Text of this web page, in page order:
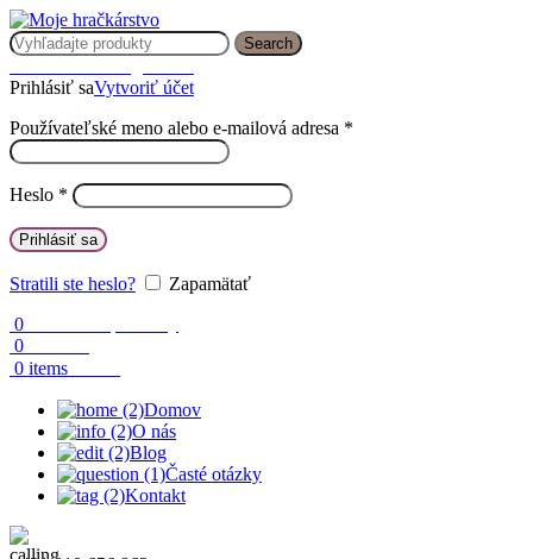
Search
Prihlásiť saVytvoriť účet
Používateľské meno alebo e-mailová adresa *
Heslo *
Prihlásiť sa
Stratili ste heslo?
Zapamätať
0
0
0 items
Domov
O nás
Blog
Časté otázky
Kontakt